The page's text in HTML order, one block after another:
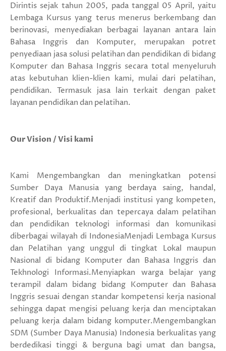
Dirintis sejak tahun 2005, pada tanggal 05 April, yaitu
Lembaga Kursus yang terus menerus berkembang dan
berinovasi, menyediakan berbagai layanan antara lain
Bahasa Inggris dan Komputer, merupakan potret
penyediaan jasa solusi pelatihan dan pendidikan di bidang
Komputer dan Bahasa Inggris secara total menyeluruh
atas kebutuhan klien-klien kami, mulai dari pelatihan,
pendidikan. Termasuk jasa lain terkait dengan paket
layanan pendidikan dan pelatihan.
Our Vision / Visi kami
Kami Mengembangkan dan meningkatkan potensi
Sumber Daya Manusia yang berdaya saing, handal,
Kreatif dan Produktif.Menjadi institusi yang kompeten,
profesional, berkualitas dan tepercaya dalam pelatihan
dan pendidikan teknologi informasi dan komunikasi
diberbagai wilayah di IndonesiaMenjadi Lembaga Kursus
dan Pelatihan yang unggul di tingkat Lokal maupun
Nasional di bidang Komputer dan Bahasa Inggris dan
Tekhnologi Informasi.Menyiapkan warga belajar yang
terampil dalam bidang bidang Komputer dan Bahasa
Inggris sesuai dengan standar kompetensi kerja nasional
sehingga dapat mengisi peluang kerja dan menciptakan
peluang kerja dalam bidang komputer.Mengembangkan
SDM (Sumber Daya Manusia) Indonesia berkualitas yang
berdedikasi tinggi & berguna bagi umat dan bangsa,